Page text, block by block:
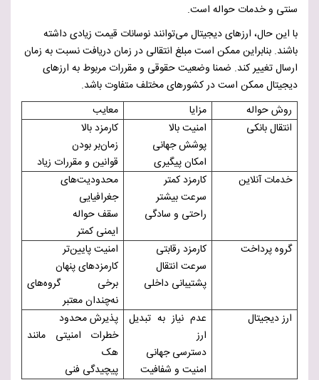
سنتی و خدمات حواله است.
با این حال، ارزهای دیجیتال می‌توانند نوسانات قیمت زیادی داشته
باشند. بنابراین ممکن است مبلغ انتقالی در زمان دریافت نسبت به زمان
ارسال تغییر کند. ضمنا وضعیت حقوقی و مقررات مربوط به ارزهای
دیجیتال ممکن است در کشورهای مختلف متفاوت باشد.
روش حواله
مزایا
معایب
انتقال بانکی
امنیت بالا
پوشش جهانی
امکان پیگیری
کارمزد بالا
زمان‌بر بودن
قوانین و مقررات زیاد
خدمات آنلاین
کارمزد کمتر
سرعت بیشتر
راحتی و سادگی
محدودیت‌های
جغرافیایی
سقف حواله
ایمنی کمتر
گروه پرداخت
کارمزد رقابتی
سرعت انتقال
پشتیبانی داخلی
امنیت پایین‌تر
کارمزدهای پنهان
برخی گروه‌های
نه‌چندان معتبر
ارز دیجیتال
عدم نیاز به تبدیل
ارز
دسترسی جهانی
امنیت و شفافیت
پذیرش محدود
خطرات امنیتی مانند
هک
پیچیدگی فنی